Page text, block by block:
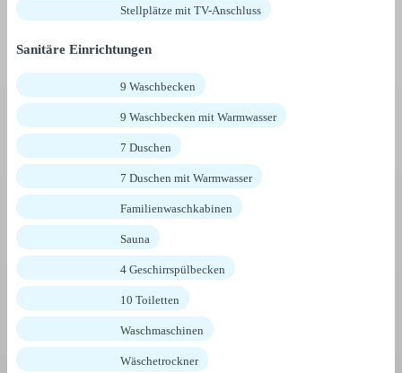
Stellplätze mit TV-Anschluss
Sanitäre Einrichtungen
9 Waschbecken
9 Waschbecken mit Warmwasser
7 Duschen
7 Duschen mit Warmwasser
Familienwaschkabinen
Sauna
4 Geschirrspülbecken
10 Toiletten
Waschmaschinen
Wäschetrockner